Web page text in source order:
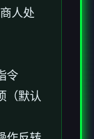
人处
令
（默认